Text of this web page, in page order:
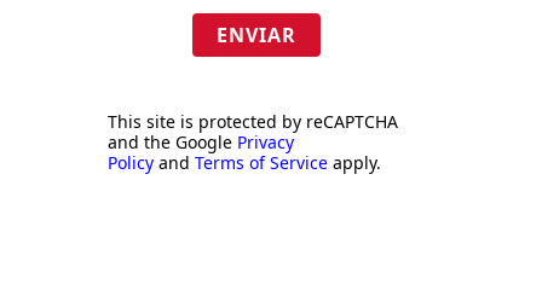
ENVIAR
This site is protected by reCAPTCHA
and the Google Privacy
Policy and Terms of Service apply.